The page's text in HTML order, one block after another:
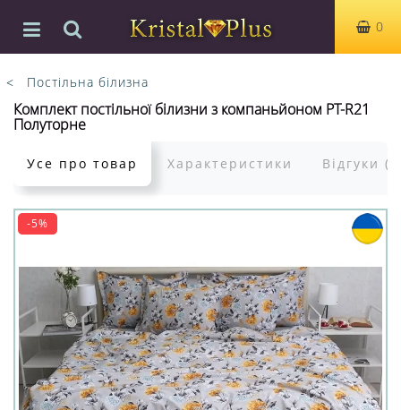
0
Постільна білизна
Комплект постільної білизни з компаньйоном PT-R21
Полуторне
Усе про товар Характеристики Відгуки
-5%